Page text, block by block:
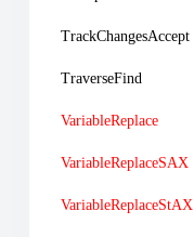
TrackChangesAccept
TraverseFind
VariableReplace
VariableReplaceSAX
VariableReplaceStAX